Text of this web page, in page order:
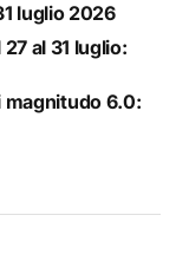
luglio 2026
al 31 luglio:
magnitudo 6.0: